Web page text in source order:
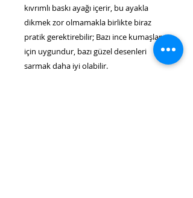
kıvrımlı baskı ayağı içerir, bu ayakla
dikmek zor olmamakla birlikte biraz
pratik gerektirebilir; Bazı ince kumaşlar
için uygundur, bazı güzel desenleri
sarmak daha iyi olabilir.